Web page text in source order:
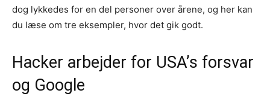
dog lykkedes for en del personer over årene, og her kan
du læse om tre eksempler, hvor det gik godt.
Hacker arbejder for USA’s forsvar
og Google